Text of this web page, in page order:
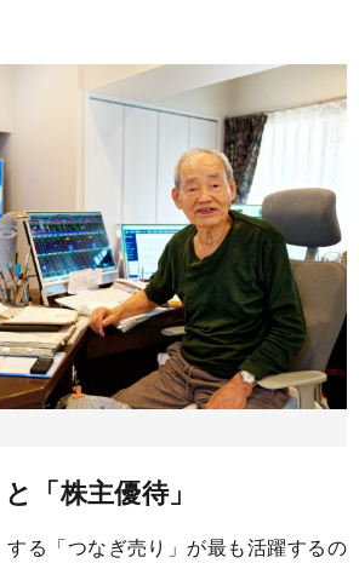
「株主優待」
る「つなぎ売り」が最も活躍するの